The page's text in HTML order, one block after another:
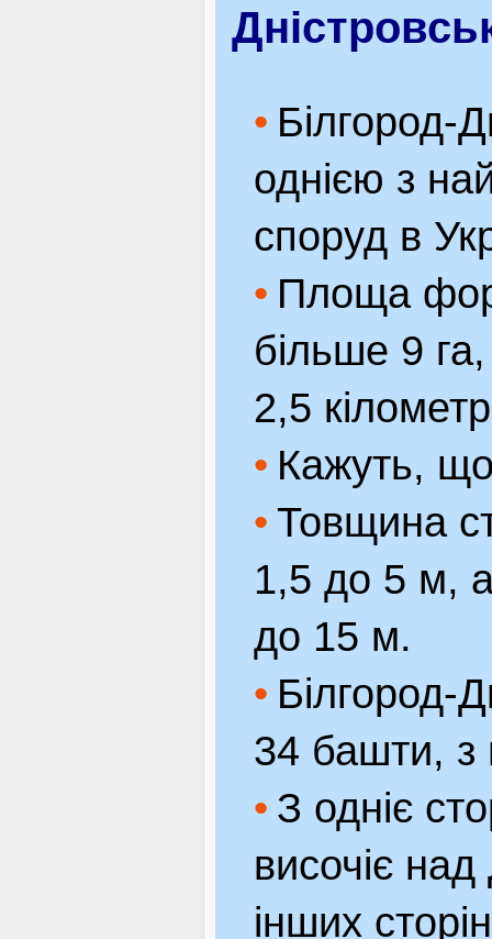
Білгород-
однією з
споруд в
Площа
більше 9
2,5
Кажуть,
Товщина
1,5 до 5 м,
до 15 м.
Білгород-
34 башти, з
З одніє
височіє
інших